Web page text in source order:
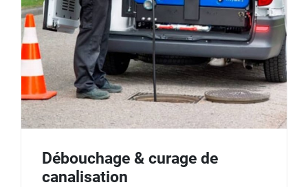
Débouchage & curage de
canalisation